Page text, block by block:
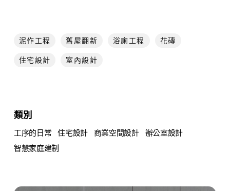
泥作工程 舊屋翻新 浴廁工程 花磚
住宅設計 室內設計
類別
工序的日常 住宅設計 商業空間設計 辦公室設計
智慧家庭建制